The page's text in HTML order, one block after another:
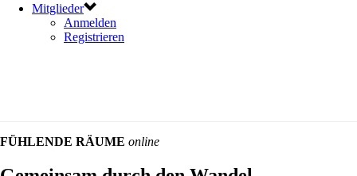
Mitglieder
Anmelden
Registrieren
FÜHLENDE RÄUME online